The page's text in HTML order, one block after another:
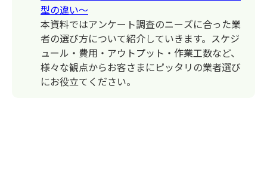
型の違い～
本資料ではアンケート調査のニーズに合った業
者の選び方について紹介していきます。スケジ
ュール・費用・アウトプット・作業工数など、
様々な観点からお客さまにピッタリの業者選び
にお役立てください。